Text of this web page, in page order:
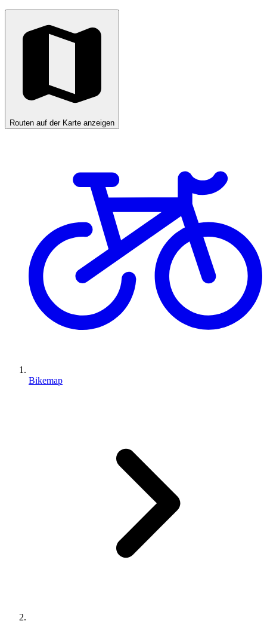
Routen auf der Karte anzeigen
Bikemap